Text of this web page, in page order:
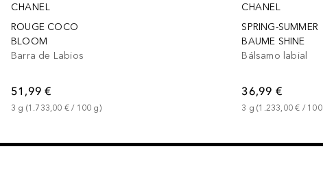
CHANEL
ROUGE COCO
BLOOM
Barra de Labios
51,99 €
3 g (1.733,00 € / 100 g)
CHANEL
SPRING-SUMMER
BAUME SHINE
Bálsamo labial
36,99 €
3 g (1.233,00 € / 100